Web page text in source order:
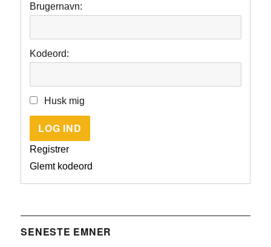
Brugernavn:
Kodeord:
Husk mig
LOG IND
Registrer
Glemt kodeord
SENESTE EMNER